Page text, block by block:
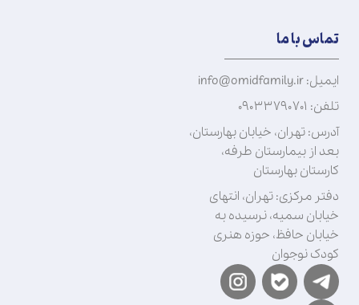
تماس با ما
ایمیل: info@omidfamily.ir
تلفن: ۰۹۰۳۳۷۹۰۷۰۱
آدرس: تهران، خیابان بهارستان،
بعد از بیمارستان طرفه،
کارستان بهارستان
دفتر مرکزی: تهران، انتهای
خیابان سمیه، نرسیده به
خیابان حافظ، حوزه هنری
کودک نوجوان